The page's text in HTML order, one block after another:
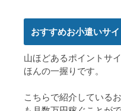
おすすめお小遣いサイ
山ほどあるポイントサ
ほんの一握りです。
こちらで紹介している